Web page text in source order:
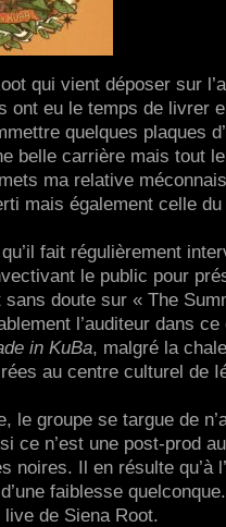
qui vient déposer sur
ont eu le temps de livrer
quelques plaques
belle carrière mais tout le
ma relative
mais également celle
fait régulièrement
le public pour
doute sur « The
l’auditeur dans
in KuBa, malgré la
au centre culturel de
le groupe se targue de
ce n’est une post-prod
Il en résulte qu’à
faiblesse
de Siena Root.